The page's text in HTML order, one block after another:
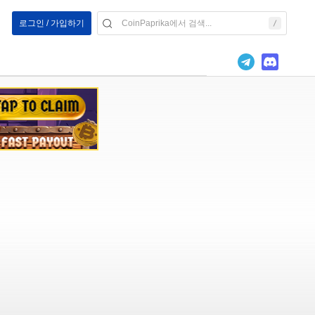
로그인 / 가입하기